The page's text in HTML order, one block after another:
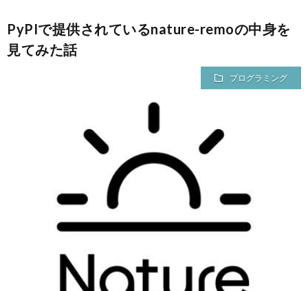
PyPIで提供されているnature-remoの中身を
見てみた話
プログラミング